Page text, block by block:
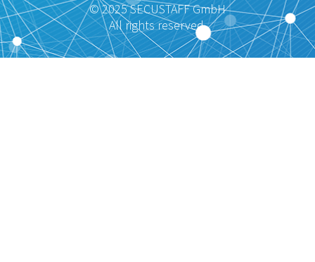
© 2025 SECUSTAFF GmbH
All rights reserved.